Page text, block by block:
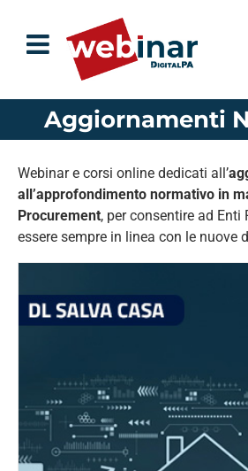
contenuto
Aggiornamenti
Webinar e corsi online dedicati all’
all’approfondimento normativo in
Procurement, per consentire ad Enti
essere sempre in linea con le nuove